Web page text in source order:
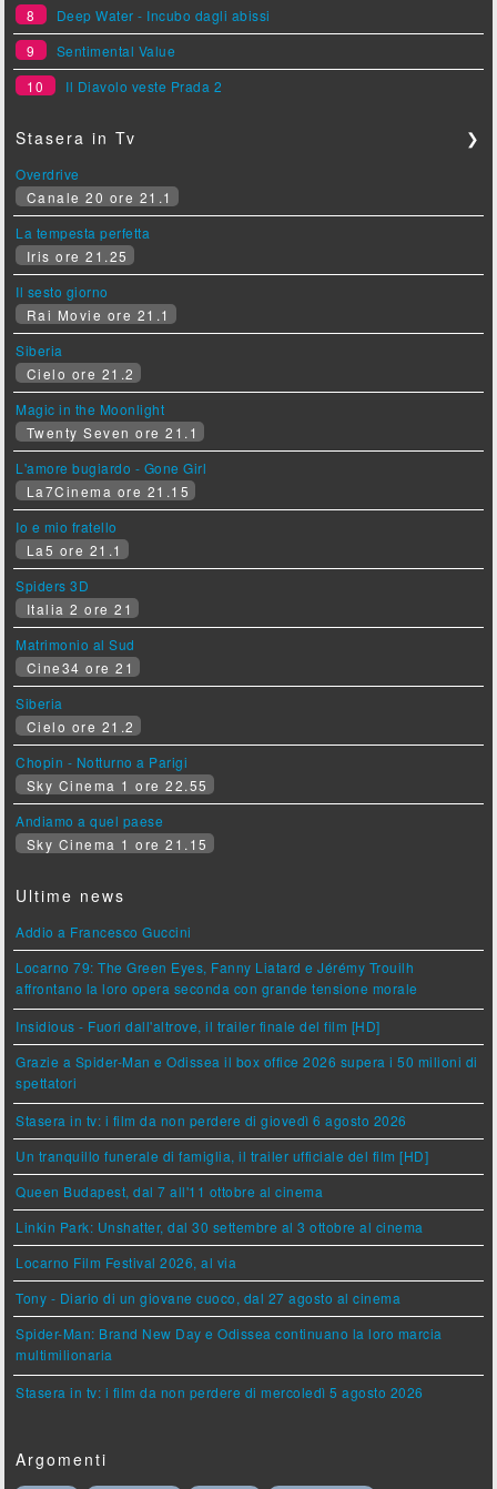
8
Deep Water - Incubo dagli abissi
9
Sentimental Value
10
Il Diavolo veste Prada 2
Stasera in Tv ❯
Overdrive
Canale 20 ore 21.1
La tempesta perfetta
Iris ore 21.25
Il sesto giorno
Rai Movie ore 21.1
Siberia
Cielo ore 21.2
Magic in the Moonlight
Twenty Seven ore 21.1
L'amore bugiardo - Gone Girl
La7Cinema ore 21.15
Io e mio fratello
La5 ore 21.1
Spiders 3D
Italia 2 ore 21
Matrimonio al Sud
Cine34 ore 21
Siberia
Cielo ore 21.2
Chopin - Notturno a Parigi
Sky Cinema 1 ore 22.55
Andiamo a quel paese
Sky Cinema 1 ore 21.15
Ultime news
Addio a Francesco Guccini
Locarno 79: The Green Eyes, Fanny Liatard e Jérémy Trouilh
affrontano la loro opera seconda con grande tensione morale
Insidious - Fuori dall'altrove, il trailer finale del film [HD]
Grazie a Spider-Man e Odissea il box office 2026 supera i 50 milioni di
spettatori
Stasera in tv: i film da non perdere di giovedì 6 agosto 2026
Un tranquillo funerale di famiglia, il trailer ufficiale del film [HD]
Queen Budapest, dal 7 all'11 ottobre al cinema
Linkin Park: Unshatter, dal 30 settembre al 3 ottobre al cinema
Locarno Film Festival 2026, al via
Tony - Diario di un giovane cuoco, dal 27 agosto al cinema
Spider-Man: Brand New Day e Odissea continuano la loro marcia
multimilionaria
Stasera in tv: i film da non perdere di mercoledì 5 agosto 2026
Argomenti